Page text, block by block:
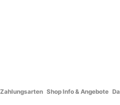
Zahlungsarten Shop Info & Angebote